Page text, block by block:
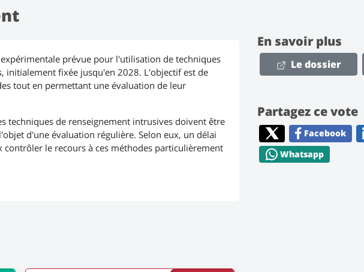
prévue pour l'utilisation de techniques
initialement fixée jusqu'en 2028. L'objectif est de
tout en permettant une évaluation de leur
techniques de renseignement intrusives doivent être
d'une évaluation régulière. Selon eux, un délai
le recours à ces méthodes particulièrement
En savoir plus
Le dossier
Partagez ce vote
Facebook
Whatsapp